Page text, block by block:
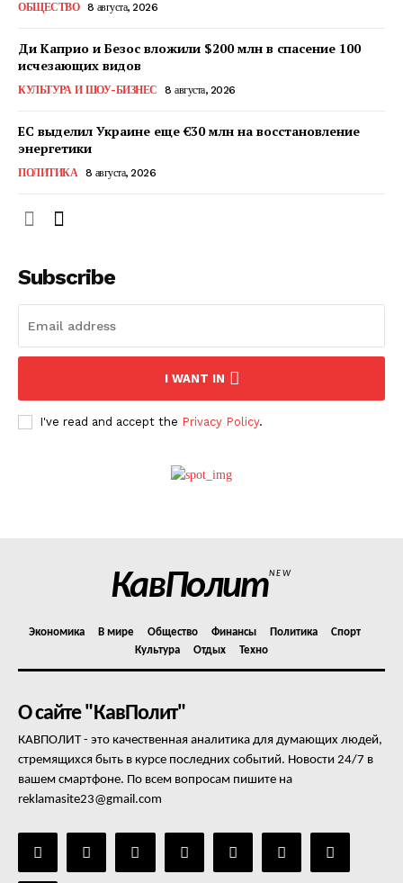
О нас
Политика конфиденциальности
ОБЩЕСТВО 8 августа, 2026
Ди Каприо и Безос вложили $200 млн в спасение 100
исчезающих видов
КУЛЬТУРА И ШОУ-БИЗНЕС 8 августа, 2026
ЕС выделил Украине еще €30 млн на восстановление
энергетики
ПОЛИТИКА 8 августа, 2026
Subscribe
I WANT IN
I've read and accept the Privacy Policy.
КавПолитNEW
Экономика В мире Общество Финансы Политика
Спорт
Культура
Отдых Техно
О сайте "КавПолит"
КАВПОЛИТ - это качественная аналитика для думающих людей,
стремящихся быть в курсе последних событий. Новости 24/7 в
вашем смартфоне. По всем вопросам пишите на
reklamasite23@gmail.com